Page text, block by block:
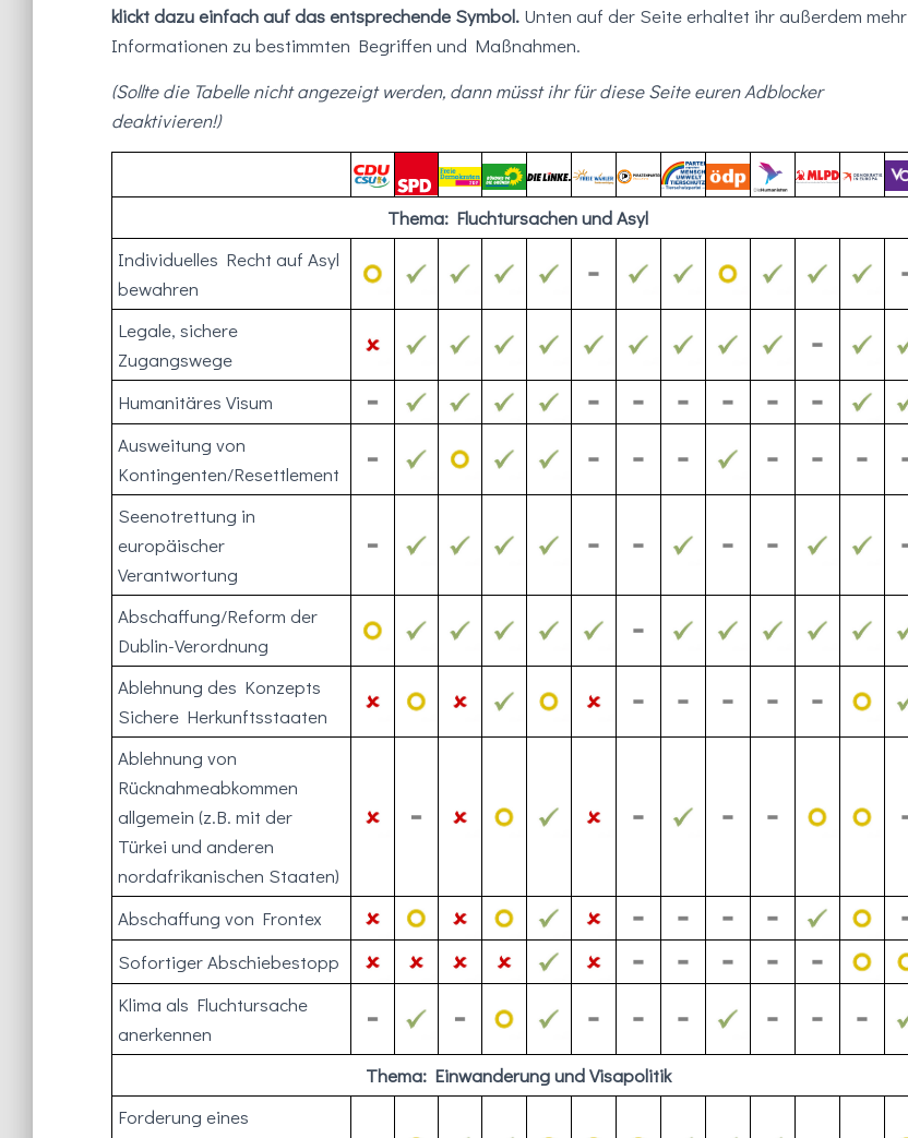
klickt dazu einfach auf das entsprechende Symbol. Unten auf der Seite erhaltet ihr außerdem mehr
Informationen zu bestimmten Begriffen und Maßnahmen.
(Sollte die Tabelle nicht angezeigt werden, dann müsst ihr für diese Seite euren Adblocker
deaktivieren!)
Thema: Fluchtursachen und Asyl
Individuelles Recht auf Asyl
bewahren
Legale, sichere
Zugangswege
Humanitäres Visum
Ausweitung von
Kontingenten/Resettlement
Seenotrettung in
europäischer
Verantwortung
Abschaffung/Reform der
Dublin-Verordnung
Ablehnung des Konzepts
Sichere Herkunftsstaaten
Ablehnung von
Rücknahmeabkommen
allgemein (z.B. mit der
Türkei und anderen
nordafrikanischen Staaten)
Abschaffung von Frontex
Sofortiger Abschiebestopp
Klima als Fluchtursache
anerkennen
Thema: Einwanderung und Visapolitik
Forderung eines